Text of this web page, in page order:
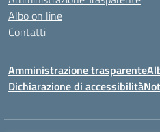
Albo on line
Contatti
Amministrazione trasparente
Dichiarazione di accessibilità